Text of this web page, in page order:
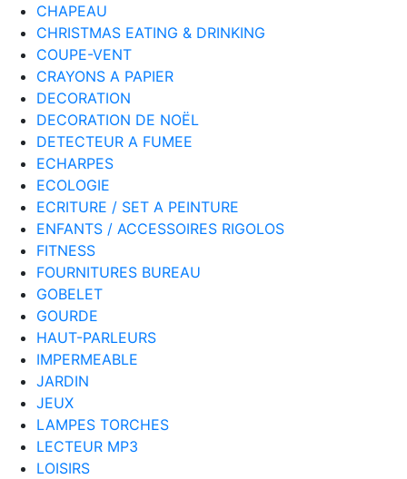
CHAPEAU
CHRISTMAS EATING & DRINKING
COUPE-VENT
CRAYONS A PAPIER
DECORATION
DECORATION DE NOËL
DETECTEUR A FUMEE
ECHARPES
ECOLOGIE
ECRITURE / SET A PEINTURE
ENFANTS / ACCESSOIRES RIGOLOS
FITNESS
FOURNITURES BUREAU
GOBELET
GOURDE
HAUT-PARLEURS
IMPERMEABLE
JARDIN
JEUX
LAMPES TORCHES
LECTEUR MP3
LOISIRS